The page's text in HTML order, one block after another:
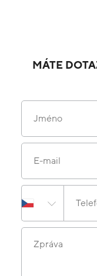
MÁTE
Jméno
E-mail
Zpráva